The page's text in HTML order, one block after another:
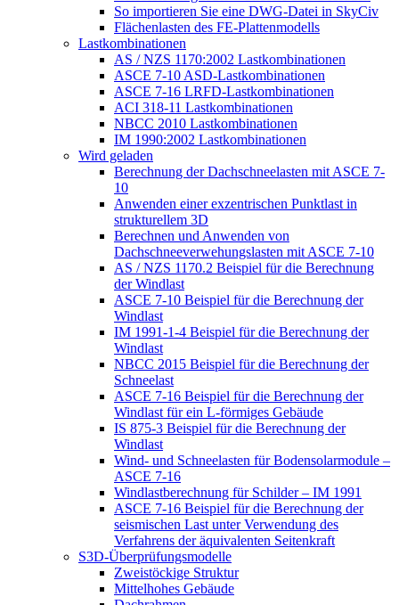
So importieren Sie eine DWG-Datei in SkyCiv
Flächenlasten des FE-Plattenmodells
Lastkombinationen
AS / NZS 1170:2002 Lastkombinationen
ASCE 7-10 ASD-Lastkombinationen
ASCE 7-16 LRFD-Lastkombinationen
ACI 318-11 Lastkombinationen
NBCC 2010 Lastkombinationen
IM 1990:2002 Lastkombinationen
Wird geladen
Berechnung der Dachschneelasten mit ASCE 7-
10
Anwenden einer exzentrischen Punktlast in
strukturellem 3D
Berechnen und Anwenden von
Dachschneeverwehungslasten mit ASCE 7-10
AS / NZS 1170.2 Beispiel für die Berechnung
der Windlast
ASCE 7-10 Beispiel für die Berechnung der
Windlast
IM 1991-1-4 Beispiel für die Berechnung der
Windlast
NBCC 2015 Beispiel für die Berechnung der
Schneelast
ASCE 7-16 Beispiel für die Berechnung der
Windlast für ein L-förmiges Gebäude
IS 875-3 Beispiel für die Berechnung der
Windlast
Wind- und Schneelasten für Bodensolarmodule –
ASCE 7-16
Windlastberechnung für Schilder – IM 1991
ASCE 7-16 Beispiel für die Berechnung der
seismischen Last unter Verwendung des
Verfahrens der äquivalenten Seitenkraft
S3D-Überprüfungsmodelle
Zweistöckige Struktur
Mittelhohes Gebäude